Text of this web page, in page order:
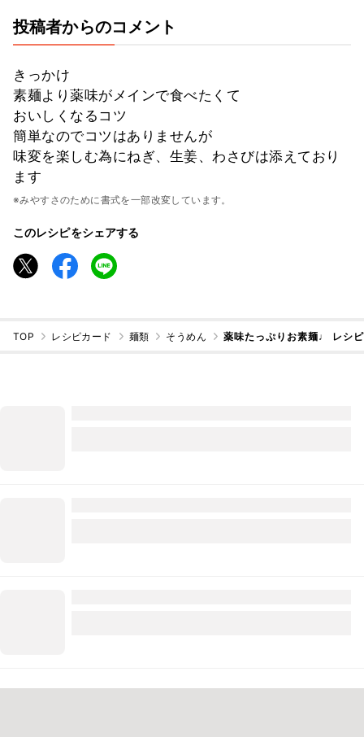
投稿者からのコメント
きっかけ
素麺より薬味がメインで食べたくて
おいしくなるコツ
簡単なのでコツはありませんが
味変を楽しむ為にねぎ、生姜、わさびは添えており
ます
※みやすさのために書式を一部改変しています。
このレシピをシェアする
TOP レシピカード 麺類 そうめん 薬味たっぷりお素麺♩ レシ